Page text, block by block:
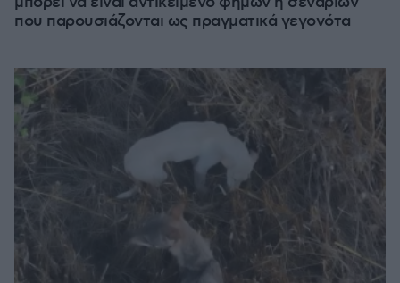
που παρουσιάζονται ως πραγματικά γεγονότα